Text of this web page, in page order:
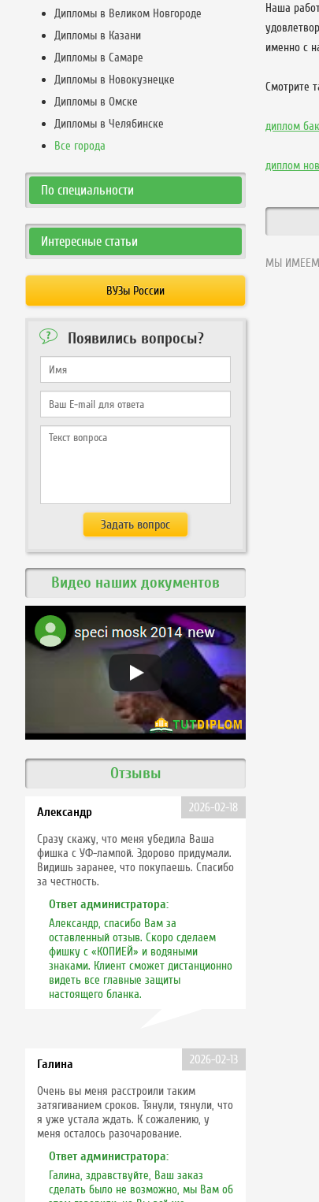
Наша
именно с
Смотрите
диплом
диплом
МЫ ИМЕЕМ
Дипломы в Великом Новгороде
Дипломы в Казани
Дипломы в Самаре
Дипломы в Новокузнецке
Дипломы в Омске
Дипломы в Челябинске
Все города
По специальности
Интересные статьи
ВУЗы России
Появились вопросы?
Видео наших документов
Отзывы
Александр 2026-02-18
Сразу скажу, что меня убедила Ваша
фишка с УФ-лампой. Здорово придумали.
Видишь заранее, что покупаешь. Спасибо
за честность.
Ответ администратора:
Александр, спасибо Вам за
оставленный отзыв. Скоро сделаем
фишку с «КОПИЕЙ» и водяными
знаками. Клиент сможет дистанционно
видеть все главные защиты
настоящего бланка.
Галина 2026-02-13
Очень вы меня расстроили таким
затягиванием сроков. Тянули, тянули, что
я уже устала ждать. К сожалению, у
меня осталось разочарование.
Ответ администратора:
Галина, здравствуйте, Ваш заказ
сделать было не возможно, мы Вам об